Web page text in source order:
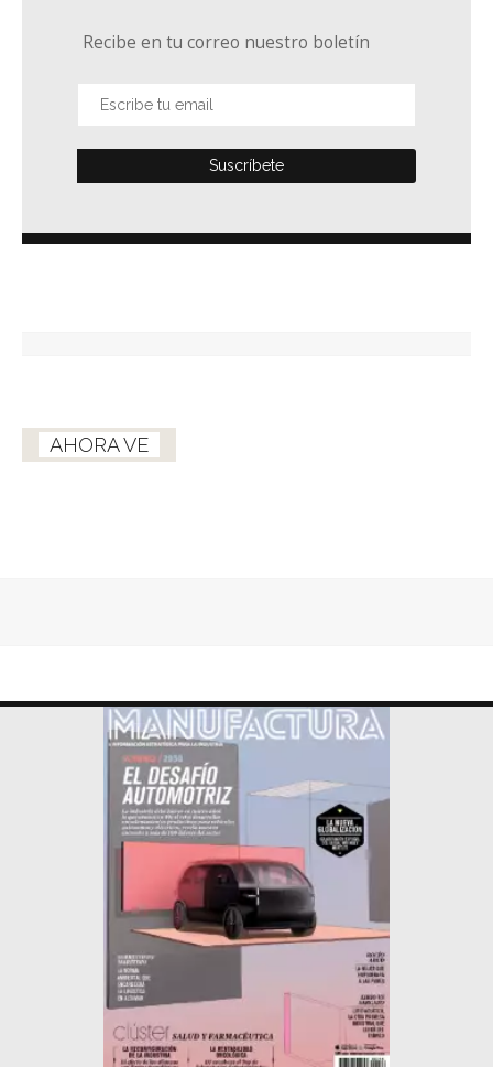
Recibe en tu correo nuestro boletín
AHORA VE